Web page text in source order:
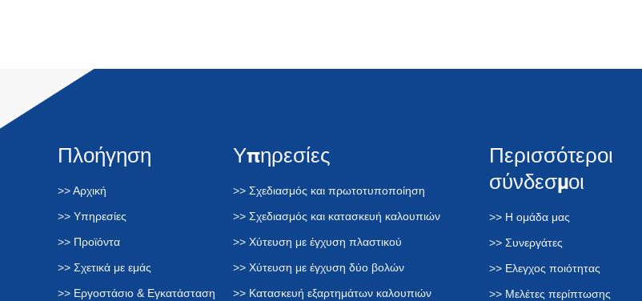
Πλοήγηση
>> Αρχική
>> Υπηρεσίες
>> Προϊόντα
>> Σχετικά με εμάς
>> Εργοστάσιο & Εγκατάσταση
Υπηρεσίες
>> Σχεδιασμός και πρωτοτυποποίηση
>> Σχεδιασμός και κατασκευή καλουπιών
>> Χύτευση με έγχυση πλαστικού
>> Χύτευση με έγχυση δύο βολών
>> Κατασκευή εξαρτημάτων καλουπιών
Περισσότεροι
σύνδεσμοι
>> Η ομάδα μας
>> Συνεργάτες
>> Ελεγχος ποιότητας
>> Μελέτες περίπτωσης